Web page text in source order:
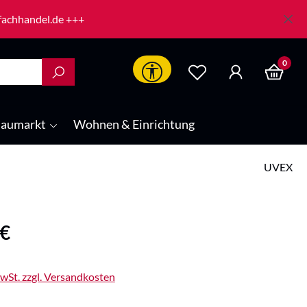
+++
Werkzeugleiste anzeigen
0
Wohnen & Einrichtung
UVEX
zzgl. Versandkosten